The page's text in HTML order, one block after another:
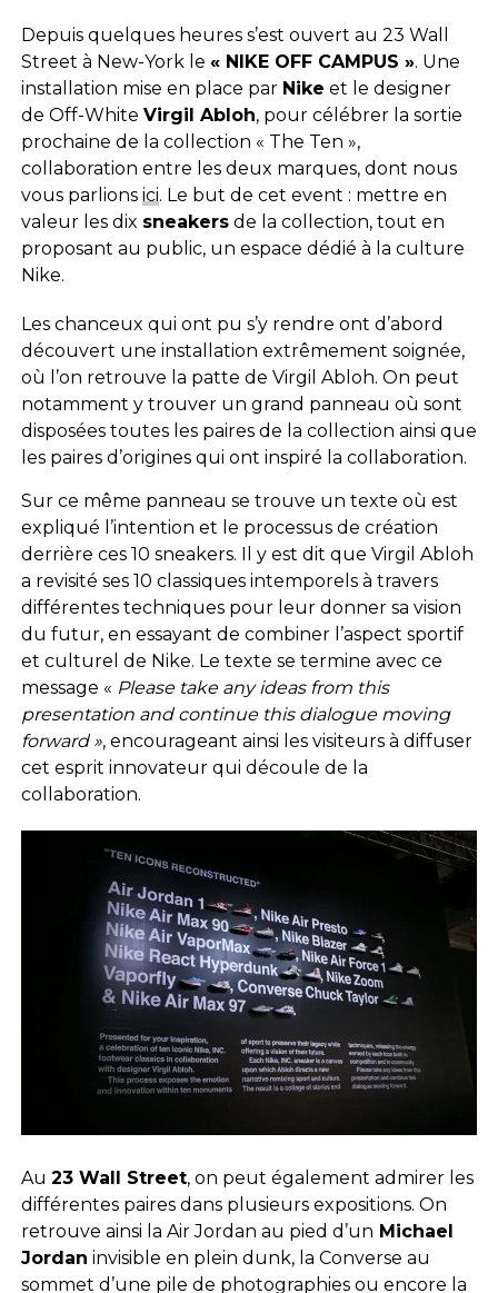
Depuis quelques heures s’est ouvert au 23 Wall
Street à New-York le « NIKE OFF CAMPUS ». Une
installation mise en place par Nike et le designer
de Off-White Virgil Abloh, pour célébrer la sortie
prochaine de la collection « The Ten »,
collaboration entre les deux marques, dont nous
vous parlions ici. Le but de cet event : mettre en
valeur les dix sneakersde la collection, tout en
proposant au public, un espace dédié à la culture
Nike.
Les chanceux qui ont pu s’y rendre ont d’abord
découvert une installation extrêmement soignée,
où l’on retrouve la patte de Virgil Abloh. On peut
notamment y trouver un grand panneau où sont
disposées toutes les paires de la collection ainsi que
les paires d’origines qui ont inspiré la collaboration.
Sur ce même panneau se trouve un texte où est
expliqué l’intention et le processus de création
derrière ces 10 sneakers. Il y est dit que Virgil Abloh
a revisité ses 10 classiques intemporels à travers
différentes techniques pour leur donner sa vision
du futur, en essayant de combiner l’aspect sportif
et culturel de Nike. Le texte se termine avec ce
message « Please take any ideas from this
presentation and continue this dialogue moving
forward », encourageant ainsi les visiteurs à diffuser
cet esprit innovateur qui découle de la
collaboration.
Au 23 Wall Street, on peut également admirer les
différentes paires dans plusieurs expositions. On
retrouve ainsi la Air Jordan au pied d’un Michael
Jordan invisible en plein dunk, la Converse au
sommet d’une pile de photographies ou encore la